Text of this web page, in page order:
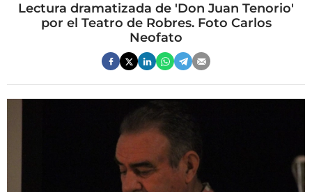
Lectura dramatizada de 'Don Juan Tenorio'
por el Teatro de Robres. Foto Carlos
Neofato